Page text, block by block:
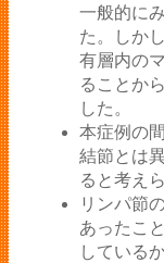
一般的に
た。しか
有層内の
ることか
した。
本症例の
結節とは
ると考え
リンパ節
あったこ
している